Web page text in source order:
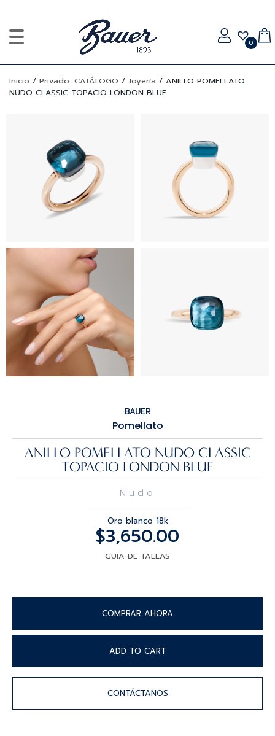
0
Inicio / Privado: CATÁLOGO / Joyería / ANILLO POMELLATO
NUDO CLASSIC TOPACIO LONDON BLUE
BAUER
Pomellato
ANILLO POMELLATO NUDO CLASSIC
TOPACIO LONDON BLUE
Nudo
Oro blanco 18k
$3,650.00
GUIA DE TALLAS
COMPRAR AHORA
ADD TO CART
CONTÁCTANOS